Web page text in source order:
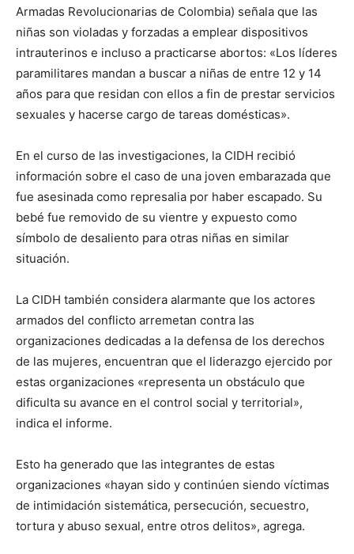
Armadas Revolucionarias de Colombia) señala que las
niñas son violadas y forzadas a emplear dispositivos
intrauterinos e incluso a practicarse abortos: «Los líderes
paramilitares mandan a buscar a niñas de entre 12 y 14
años para que residan con ellos a fin de prestar servicios
sexuales y hacerse cargo de tareas domésticas».
En el curso de las investigaciones, la CIDH recibió
información sobre el caso de una joven embarazada que
fue asesinada como represalia por haber escapado. Su
bebé fue removido de su vientre y expuesto como
símbolo de desaliento para otras niñas en similar
situación.
La CIDH también considera alarmante que los actores
armados del conflicto arremetan contra las
organizaciones dedicadas a la defensa de los derechos
de las mujeres, encuentran que el liderazgo ejercido por
estas organizaciones «representa un obstáculo que
dificulta su avance en el control social y territorial»,
indica el informe.
Esto ha generado que las integrantes de estas
organizaciones «hayan sido y continúen siendo víctimas
de intimidación sistemática, persecución, secuestro,
tortura y abuso sexual, entre otros delitos», agrega.